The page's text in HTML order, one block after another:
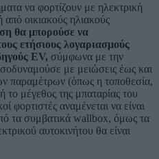
να φορτίζουν με ηλεκτρική
από οικιακούς ηλιακούς
θα μπορούσε να
ετήσιους λογαριασμούς
EV, σύμφωνα με την
με μειώσεις έως και
παραμέτρων (όπως η τοποθεσία,
το μέγεθος της μπαταρίας του
φορτιστές αναμένεται να είναι
τα συμβατικά wallbox, όμως τα
αυτοκινήτου θα είναι